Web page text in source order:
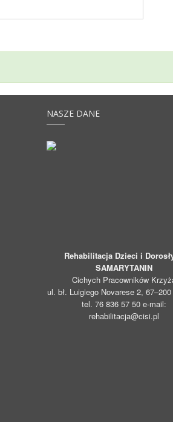
NASZE DANE
Rehabilitacja Dzieci i
SAMARYTANIN
Cichych Pracowników
ul. bł. Luigiego Novarese 2, 67–200
tel. 76 836 57 50 e-mail:
rehabilitacja@cisi.pl